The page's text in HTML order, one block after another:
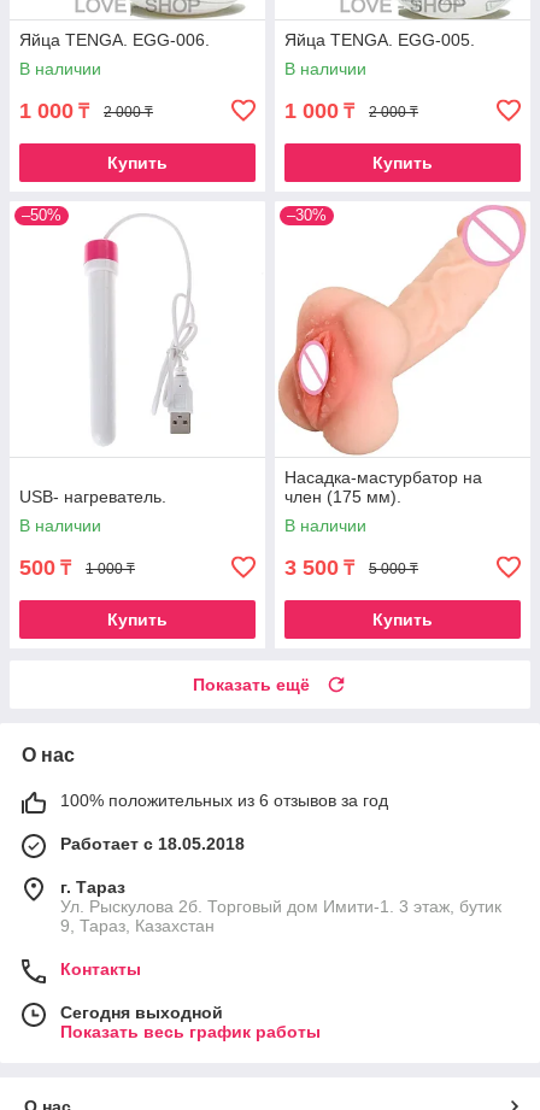
Яйца TENGA. EGG-006.
В наличии
1 000 ₸ 2 000 ₸
Купить
Яйца TENGA. EGG-005.
В наличии
1 000 ₸ 2 000 ₸
Купить
–50%
USB- нагреватель.
В наличии
500 ₸ 1 000 ₸
Купить
–30%
Насадка-мастурбатор на
член (175 мм).
В наличии
3 500 ₸ 5 000 ₸
Купить
Показать ещё
О нас
100% положительных из 6 отзывов за год
Работает с 18.05.2018
г. Тараз
Ул. Рыскулова 2б. Торговый дом Имити-1. 3 этаж, бутик
9, Тараз, Казахстан
Контакты
Сегодня выходной
Показать весь график работы